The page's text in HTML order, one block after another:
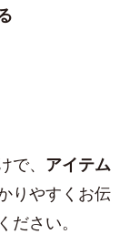
、 アイテム
りやすくお伝
さい。